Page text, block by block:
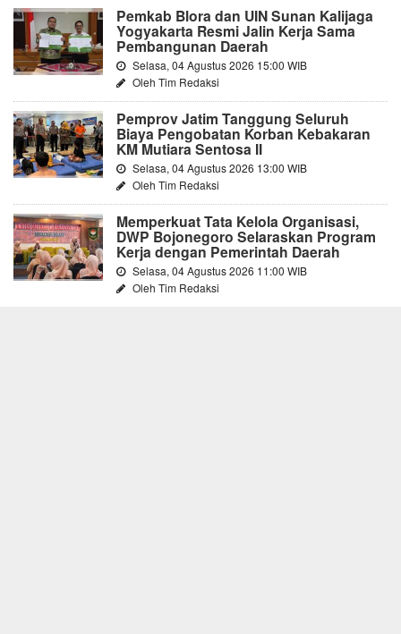
Pemkab Blora dan UIN Sunan Kalijaga
Yogyakarta Resmi Jalin Kerja Sama
Pembangunan Daerah
Selasa, 04 Agustus 2026 15:00 WIB
Oleh Tim Redaksi
Pemprov Jatim Tanggung Seluruh
Biaya Pengobatan Korban Kebakaran
KM Mutiara Sentosa II
Selasa, 04 Agustus 2026 13:00 WIB
Oleh Tim Redaksi
Memperkuat Tata Kelola Organisasi,
DWP Bojonegoro Selaraskan Program
Kerja dengan Pemerintah Daerah
Selasa, 04 Agustus 2026 11:00 WIB
Oleh Tim Redaksi